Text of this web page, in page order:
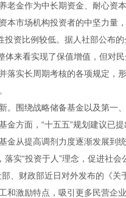
金作为中长期资金、耐心资
本市场机构投资者的中坚力量
投资比例较低。据人社部公布
来看实现了保值增值，但对
落实长周期考核的各项规定，
围绕战略储备基金以及第一
金方面，“十五五”规划建议已
金从提高调剂力度逐渐发展到
落实“投资于人”理念，促进社
、财政部近日对外发布的《
和激励特点，吸引更多民营企